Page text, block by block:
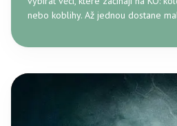
nebo koblihy. Až jednou dostane